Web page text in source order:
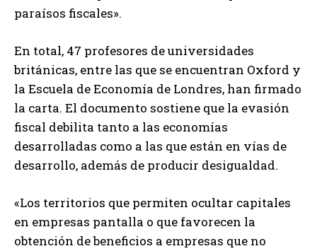
paraísos fiscales».
En total, 47 profesores de universidades
británicas, entre las que se encuentran Oxford y
la Escuela de Economía de Londres, han firmado
la carta. El documento sostiene que la evasión
fiscal debilita tanto a las economías
desarrolladas como a las que están en vías de
desarrollo, además de producir desigualdad.
«Los territorios que permiten ocultar capitales
en empresas pantalla o que favorecen la
obtención de beneficios a empresas que no